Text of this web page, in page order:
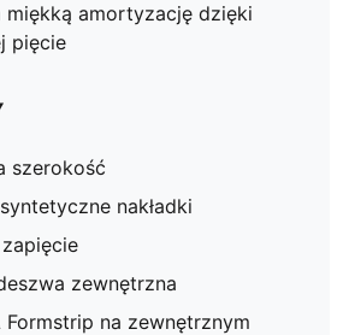
miękką amortyzację dzięki
pięcie
szerokość
nakładki
zewnętrzna
Formstrip na zewnętrznym